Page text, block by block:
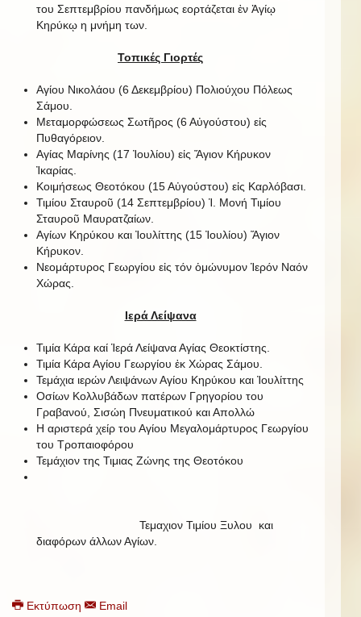
του Σεπτεμβρίου πανδήμως εορτάζεται ἐν Ἁγίῳ
Κηρύκῳ η μνήμη των.
Τοπικές Γιορτές
Αγίου Νικολάου (6 Δεκεμβρίου) Πολιούχου Πόλεως
Σάμου.
Μεταμορφώσεως Σωτῆρος (6 Αὐγούστου) εἰς
Πυθαγόρειον.
Αγίας Μαρίνης (17 Ἰουλίου) εἰς Ἅγιον Κήρυκον
Ἰκαρίας.
Κοιμήσεως Θεοτόκου (15 Αὐγούστου) εἰς Καρλόβασι.
Τιμίου Σταυροῦ (14 Σεπτεμβρίου) Ἱ. Μονή Τιμίου
Σταυροῦ Μαυρατζαίων.
Αγίων Κηρύκου και Ἰουλίττης (15 Ἰουλίου) Ἅγιον
Κήρυκον.
Νεομάρτυρος Γεωργίου εἰς τόν ὁμώνυμον Ἱερόν Ναόν
Χώρας.
Ιερά Λείψανα
Τιμία Κάρα καί Ἱερά Λείψανα Αγίας Θεοκτίστης.
Τιμία Κάρα Αγίου Γεωργίου ἐκ Χώρας Σάμου.
Τεμάχια ιερών Λειψάνων Αγίου Κηρύκου και Ἰουλίττης
Οσίων Κολλυβάδων πατέρων Γρηγορίου του
Γραβανού, Σισώη Πνευματικού και Απολλώ
Η αριστερά χείρ του Αγίου Μεγαλομάρτυρος Γεωργίου
του Τροπαιοφόρου
Τεμάχιον της Τιμιας Ζώνης της Θεοτόκου
Τεμαχιον Τιμίου Ξυλου και
διαφόρων άλλων Αγίων.
Εκτύπωση Email